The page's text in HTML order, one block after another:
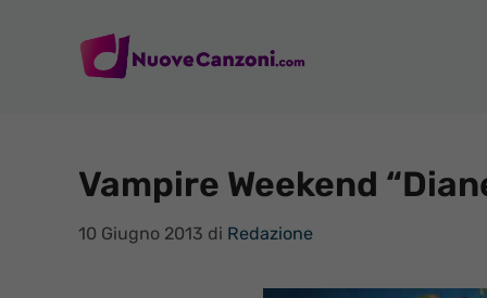
Vampire Weekend
10 Giugno 2013 di Redazione